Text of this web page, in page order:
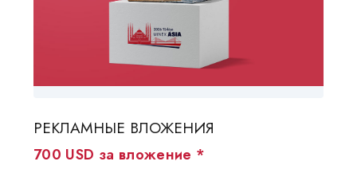
РЕКЛАМНЫЕ ВЛОЖЕНИЯ
700 USD за вложение *